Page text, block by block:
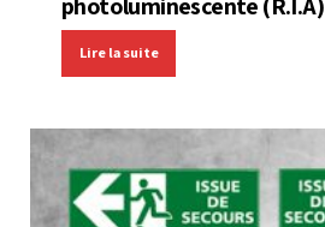
Lire la suite